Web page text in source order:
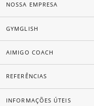
NOSSA EMPRESA
GYMGLISH
AIMIGO COACH
REFERÊNCIAS
INFORMAÇÕES ÚTEIS